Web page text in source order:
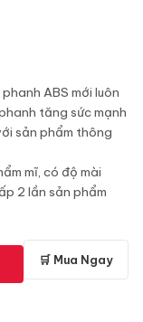
ABS mới luôn
tăng sức mạnh
sản phẩm thông
mĩ, có độ mài
2 lần sản phẩm
🛒 Mua Ngay